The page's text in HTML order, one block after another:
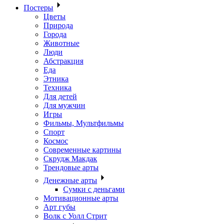
Постеры
Цветы
Природа
Города
Животные
Люди
Абстракция
Еда
Этника
Техника
Для детей
Для мужчин
Игры
Фильмы, Мультфильмы
Спорт
Космос
Современные картины
Скрудж Макдак
Трендовые арты
Денежные арты
Сумки с деньгами
Мотивационные арты
Арт губы
Волк с Уолл Стрит